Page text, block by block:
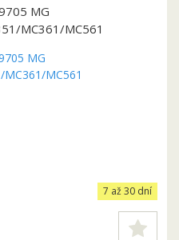
MG
MC361/MC561
7 až 30 dní